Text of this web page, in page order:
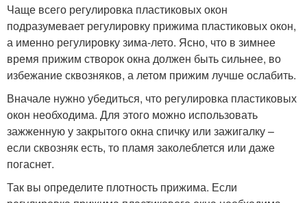
Чаще всего регулировка пластиковых окон
подразумевает регулировку прижима пластиковых окон,
а именно регулировку зима-лето. Ясно, что в зимнее
время прижим створок окна должен быть сильнее, во
избежание сквозняков, а летом прижим лучше ослабить.
Вначале нужно убедиться, что регулировка пластиковых
окон необходима. Для этого можно использовать
зажженную у закрытого окна спичку или зажигалку –
если сквозняк есть, то пламя заколеблется или даже
погаснет.
Так вы определите плотность прижима. Если